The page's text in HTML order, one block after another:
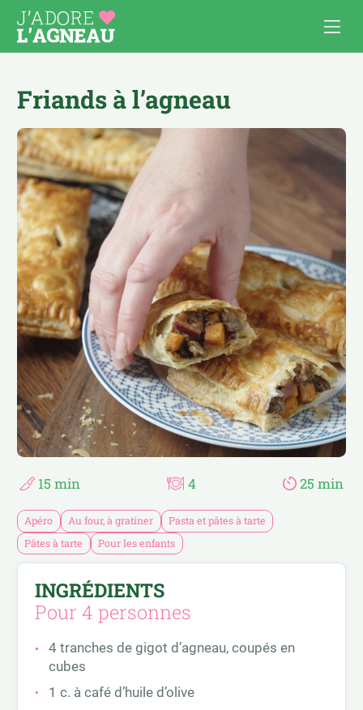
Les recettes d’agneau
APÉRO
COMFORT FOOD
PAUSE DÉJ’
PLATS À PARTAGER
POUR LES ENFANTS
RAPIDE ET FACILE
RECETTES D’AILLEURS
RECETTES ESTIVALES
RECETTES FESTIVES
Cuisiner l’agneau
AU FOUR, À GRATINER
BOULETTES & BURGERS
BROCHETTES
CÔTELETTES
MIJOTÉS, TAJINES, CURRY
PASTA ET PÂTES À TARTE
SALADES
SANDWICHS
SUCRÉ SALÉ
Friands à l’agneau
15 min 4 25 min
Apéro Au four, à gratiner
Pasta et pâtes à tarte
Pâtes à tarte
Pour les enfants
INGRÉDIENTS
Pour 4 personnes
4 tranches de gigot d’agneau, coupés en
cubes
1 c. à café d’huile d’olive